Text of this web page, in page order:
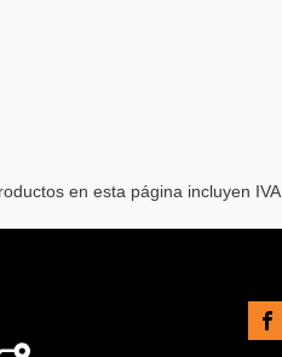
en esta página incluyen